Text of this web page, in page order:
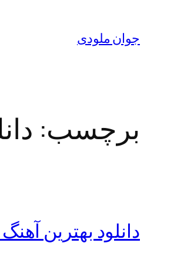
جوان ملودی
برچسب:
دانلود بهترین آهنگ